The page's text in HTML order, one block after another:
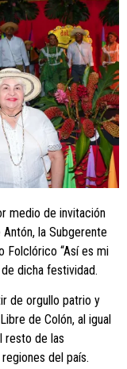
medio de invitación
la Subgerente
Folclórico “Así es mi
dicha festividad.
de orgullo patrio y
de Colón, al igual
resto de las
del país.